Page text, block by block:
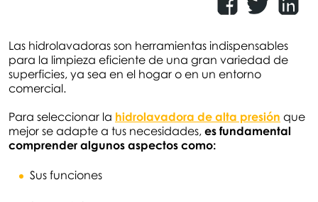
Las hidrolavadoras son herramientas indispensables
para la limpieza eficiente de una gran variedad de
superficies, ya sea en el hogar o en un entorno
comercial.
Para seleccionar la hidrolavadora de alta presión que
mejor se adapte a tus necesidades, es fundamental
comprender algunos aspectos como:
Sus funciones